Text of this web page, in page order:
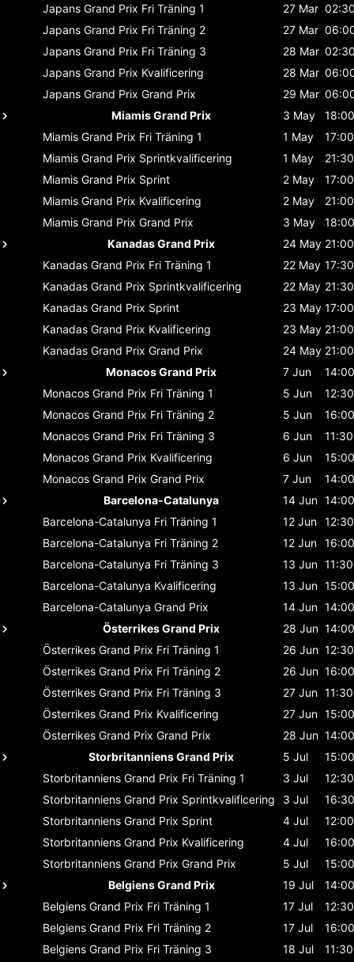
Japans Grand Prix Fri Träning 1 27 Mar 02:30
Japans Grand Prix Fri Träning 2 27 Mar
Japans Grand Prix Fri Träning 3 28 Mar 02:30
Japans Grand Prix Kvalificering 28 Mar
Japans Grand Prix Grand Prix 29 Mar
Miamis Grand Prix
3 May
18:00
Miamis Grand Prix Fri Träning 1 1 May
17:00
Miamis Grand Prix Sprintkvalificering 1 May
21:30
Miamis Grand Prix Sprint 2 May
17:00
Miamis Grand Prix Kvalificering 2 May
21:00
Miamis Grand Prix Grand Prix 3 May
18:00
Kanadas Grand Prix
24 May 21:00
Kanadas Grand Prix Fri Träning 1 22 May 17:30
Kanadas Grand Prix Sprintkvalificering 22 May 21:30
Kanadas Grand Prix Sprint 23 May 17:00
Kanadas Grand Prix Kvalificering 23 May 21:00
Kanadas Grand Prix Grand Prix 24 May 21:00
Monacos Grand Prix
7 Jun
14:00
Monacos Grand Prix Fri Träning 1 5 Jun
12:30
Monacos Grand Prix Fri Träning 2 5 Jun
16:00
Monacos Grand Prix Fri Träning 3 6 Jun
11:30
Monacos Grand Prix Kvalificering 6 Jun
15:00
Monacos Grand Prix Grand Prix 7 Jun
14:00
Barcelona-Catalunya
14 Jun 14:00
Barcelona-Catalunya Fri Träning 1 12 Jun 12:30
Barcelona-Catalunya Fri Träning 2 12 Jun 16:00
Barcelona-Catalunya Fri Träning 3 13 Jun 11:30
Barcelona-Catalunya Kvalificering 13 Jun 15:00
Barcelona-Catalunya Grand Prix 14 Jun 14:00
Österrikes Grand Prix
28 Jun 14:00
Österrikes Grand Prix Fri Träning 1 26 Jun 12:30
Österrikes Grand Prix Fri Träning 2 26 Jun 16:00
Österrikes Grand Prix Fri Träning 3 27 Jun 11:30
Österrikes Grand Prix Kvalificering 27 Jun 15:00
Österrikes Grand Prix Grand Prix 28 Jun 14:00
Storbritanniens Grand Prix
5 Jul
15:00
Storbritanniens Grand Prix Fri Träning 1 3 Jul
12:30
Storbritanniens Grand Prix Sprintkvalificering 3 Jul
16:30
Storbritanniens Grand Prix Sprint 4 Jul
12:00
Storbritanniens Grand Prix Kvalificering 4 Jul
16:00
Storbritanniens Grand Prix Grand Prix 5 Jul
15:00
Belgiens Grand Prix
19 Jul
14:00
Belgiens Grand Prix Fri Träning 1 17 Jul
12:30
Belgiens Grand Prix Fri Träning 2 17 Jul
16:00
Belgiens Grand Prix Fri Träning 3 18 Jul
11:30